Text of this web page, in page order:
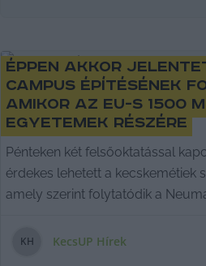
Éppen akkor
Campus építésének
amikor az EU-s
egyetemek részére
Pénteken két felsőoktatással
érdekes lehetett a kecskemétiek
amely szerint folytatódik a
KH KecsUP Hírek